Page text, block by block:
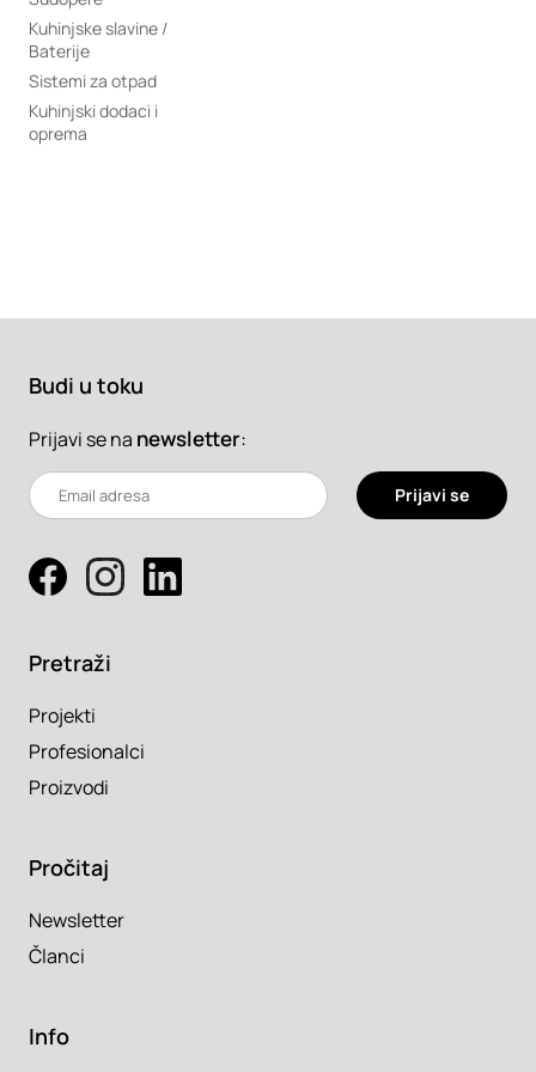
Kuhinjske slavine /
Baterije
Sistemi za otpad
Kuhinjski dodaci i
oprema
Budi u toku
Prijavi se na newsletter:
Prijavi se
Pretraži
Projekti
Profesionalci
Proizvodi
Pročitaj
Newsletter
Članci
Info